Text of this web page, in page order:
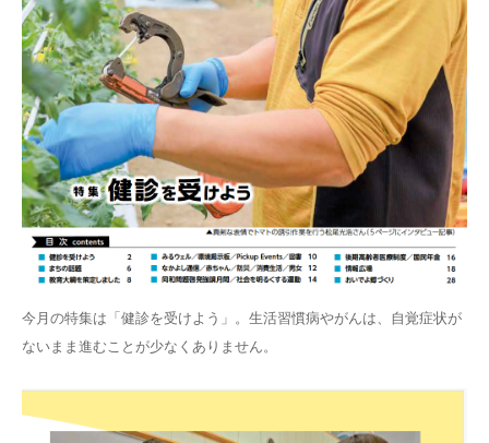
今月の特集は「健診を受けよう」。生活習慣病やがんは、自覚症状が
ないまま進むことが少なくありません。